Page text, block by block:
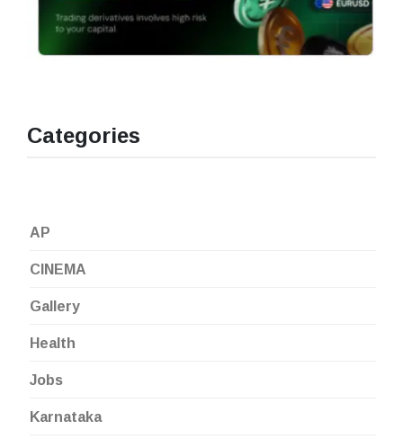
Categories
AP
CINEMA
Gallery
Health
Jobs
Karnataka